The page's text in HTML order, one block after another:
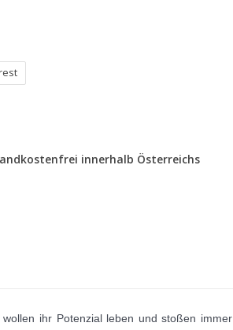
innerhalb Österreichs
ihr Potenzial leben und stoßen immer